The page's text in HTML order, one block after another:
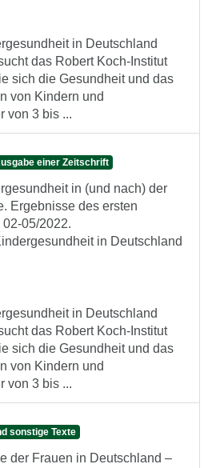
in Deutschland
das Robert Koch-Institut
sich die Gesundheit und das
von Kindern und
von 3 bis ...
einer Zeitschrift
in (und nach) der
Ergebnisse des ersten
05/2022.
in Deutschland
in Deutschland
das Robert Koch-Institut
sich die Gesundheit und das
von Kindern und
von 3 bis ...
sonstige Texte
der Frauen in Deutschland –